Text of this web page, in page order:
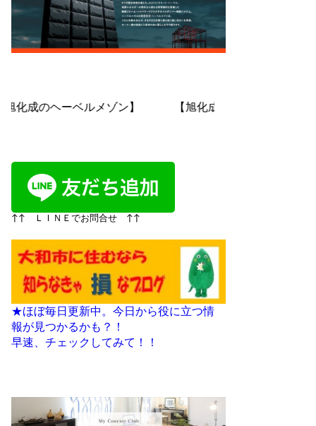
成のヘーベルメゾン】 【旭化成のヘーベルメゾン
↑↑ ＬＩＮＥでお問合せ ↑↑
★ほぼ毎日更新中。今日から役に立つ情
報が見つかるかも？！
早速、チェックしてみて！！